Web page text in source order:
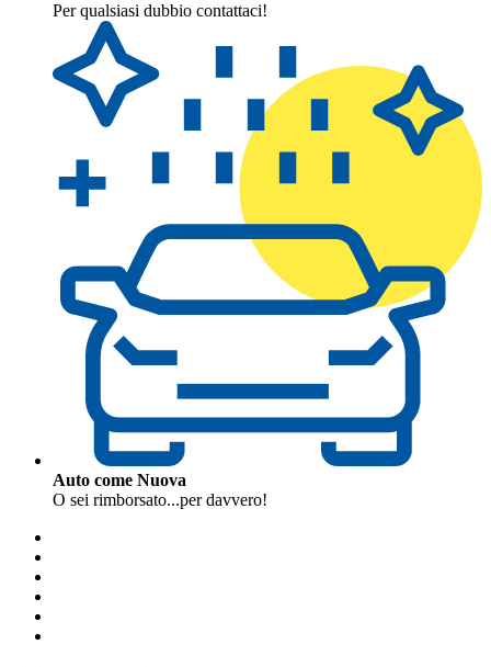
Per qualsiasi dubbio contattaci!
Auto come Nuova
O sei rimborsato...per davvero!